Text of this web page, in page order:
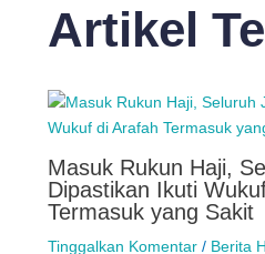
Artikel
Masuk Rukun Haji,
Dipastikan Ikuti
Termasuk yang Sakit
Tinggalkan Komentar / Berita